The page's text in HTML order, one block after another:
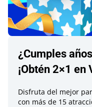
¿Cumples
¡Obtén 2×1 en
Disfruta del mejor
con más de 15